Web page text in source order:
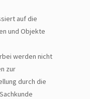
auf die
und Objekte
werden nicht
zur
durch die